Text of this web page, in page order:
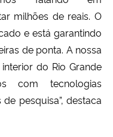
milhões de reais. O
e está garantindo
de ponta. A nossa
do Rio Grande
com tecnologias
pesquisa”, destaca